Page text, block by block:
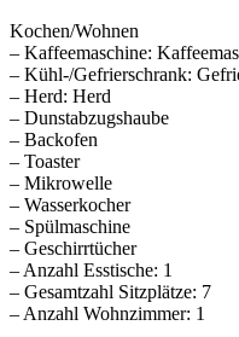
Kochen/Wohnen
– Kaffeemaschine:
– Kühl-/Gefrierschrank:
– Herd: Herd
– Dunstabzugshaube
– Backofen
– Toaster
– Mikrowelle
– Wasserkocher
– Spülmaschine
– Geschirrtücher
– Anzahl Esstische: 1
– Gesamtzahl Sitzplätze: 7
– Anzahl Wohnzimmer: 1